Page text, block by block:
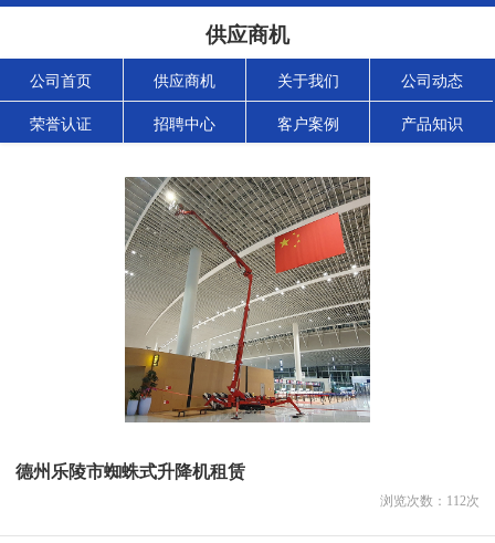
供应商机
公司首页 供应商机 关于我们 公司动态
荣誉认证 招聘中心 客户案例 产品知识
德州乐陵市蜘蛛式升降机租赁
浏览次数： 112次